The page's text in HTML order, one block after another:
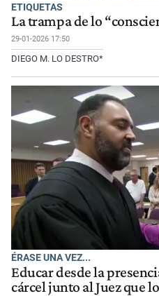
ETIQUETAS
La trampa de lo
29-01-2026 17:50
DIEGO M. LO DESTRO*
ÉRASE UNA VEZ...
Educar desde la
cárcel junto al Juez que